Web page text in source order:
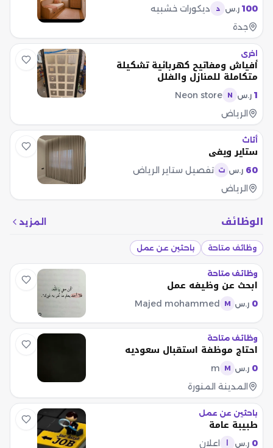
100 ر.س د
ديكورات خشبيه
جدة
اخرى
أفياش ومفاتيح كهربائية تشكيلة
متكاملة للمنازل والفلل
1 ر.س N
Neon store
الرياض
أثاث
ستاير ويفي
60 ر.س ت تفصيل ستاير الرياض
الرياض
الوظائف المزيد
وظائف متاحة باحثين عن عمل
وظائف متاحة
ابحث عن وظيفه عمل
0 ر.س M
Majed mohammed
وظائف متاحة
احتاج موظفة استقبال سعوديه
0 ر.س M
m
المدينة المنورة
باحثين عن عمل
طبيبة عامة
0 ر.س اعلان